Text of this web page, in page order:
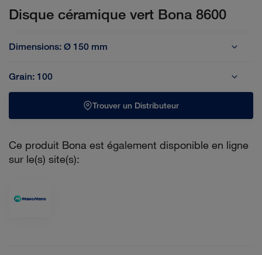
Disque céramique vert Bona 8600
Dimensions: Ø 150 mm
Grain: 100
Trouver un Distributeur
Ce produit Bona est également disponible en ligne
sur le(s) site(s):